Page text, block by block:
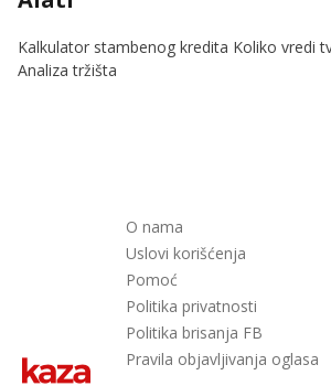
Kalkulator stambenog kredita Koliko vredi
Analiza tržišta
O nama
Uslovi korišćenja
Pomoć
Politika privatnosti
Politika brisanja FB
Pravila objavljivanja oglasa